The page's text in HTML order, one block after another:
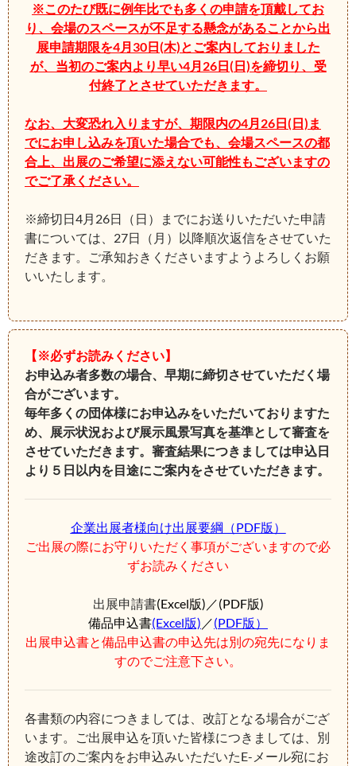
※このたび既に例年比でも多くの申請を頂戴してお
り、会場のスペースが不足する懸念があることから出
展申請期限を4月30日(木)とご案内しておりました
が、当初のご案内より早い4月26日(日)を締切り、受
付終了とさせていただきます。
なお、大変恐れ入りますが、期限内の4月26日(日)ま
でにお申し込みを頂いた場合でも、会場スペースの都
合上、出展のご希望に添えない可能性もございますの
でご了承ください。
※締切日4月26日（日）までにお送りいただいた申請
書については、27日（月）以降順次返信をさせていた
だきます。ご承知おきくださいますようよろしくお願
いいたします。
【※必ずお読みください】
お申込み者多数の場合、早期に締切させていただく場
合がございます。
毎年多くの団体様にお申込みをいただいておりますた
め、展示状況および展示風景写真を基準として審査を
させていただきます。審査結果につきましては申込日
より５日以内を目途にご案内をさせていただきます。
企業出展者様向け出展要綱（PDF版）
ご出展の際にお守りいただく事項がございますので必
ずお読みください
出展申請書(Excel版)／(PDF版)
備品申込書(Excel版) ／(PDF版）
出展申込書と備品申込書の申込先は別の宛先になりま
すのでご注意下さい。
各書類の内容につきましては、改訂となる場合がござ
います。ご出展申込を頂いた皆様につきましては、別
途改訂のご案内をお申込みいただいたE-メール宛にお